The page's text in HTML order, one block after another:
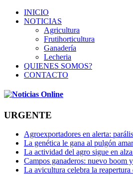
INICIO
NOTICIAS
Agricultura
Frutihorticultura
Ganadería
Lecheria
QUIENES SOMOS?
CONTACTO
URGENTE
Agroexportadores en alerta:
La genética le gana al pulgón
La actividad del agro sigue en
Campos ganaderos: nuevo boom
La avicultura celebra la